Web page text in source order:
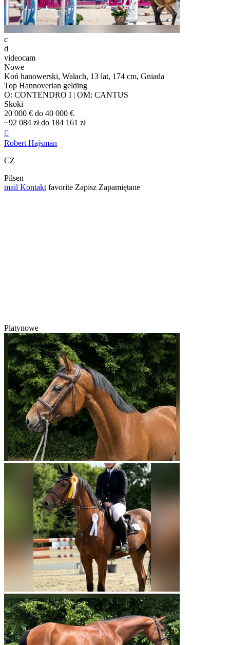
c
d
videocam
Nowe
Koń hanowerski, Wałach, 13 lat, 174 cm, Gniada
Top Hannoverian gelding
O: CONTENDRO I | OM: CANTUS
Skoki
20 000 € do 40 000 €
~92 084 zł do 184 161 zł

Robert Hajsman
CZ
Pilsen
mail Kontakt favorite Zapisz Zapamiętane
Platynowe